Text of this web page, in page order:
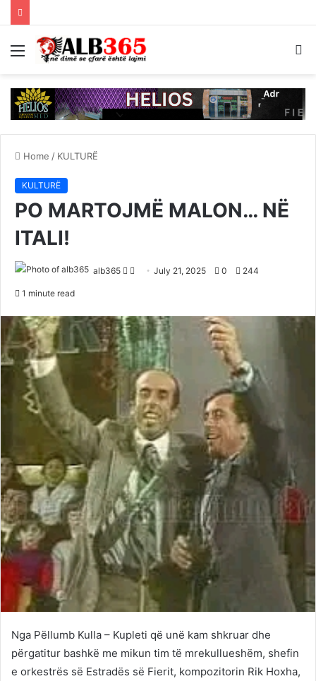
Menu
Home / KULTURË
KULTURË
PO MARTOJMË MALON… NË
ITALI!
alb365
Follow
Send July 21, 2025 0 244
1 minute read
Nga Pëllumb Kulla – Kupleti që unë kam shkruar dhe
përgatitur bashkë me mikun tim të mrekullueshëm, shefin
e orkestrës së Estradës së Fierit, kompozitorin Rik Hoxha,